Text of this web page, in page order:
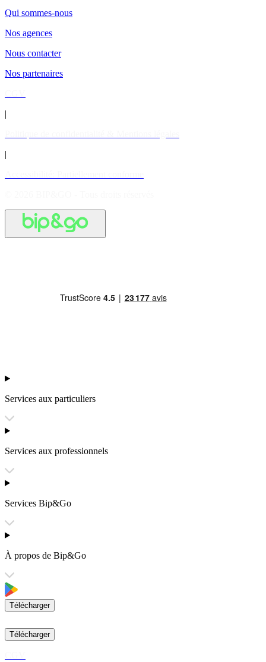
Qui sommes-nous
Nos agences
Nous contacter
Nos partenaires
|
|
Services aux particuliers
Services aux professionnels
Services Bip&Go
À propos de Bip&Go
Télécharger
Télécharger